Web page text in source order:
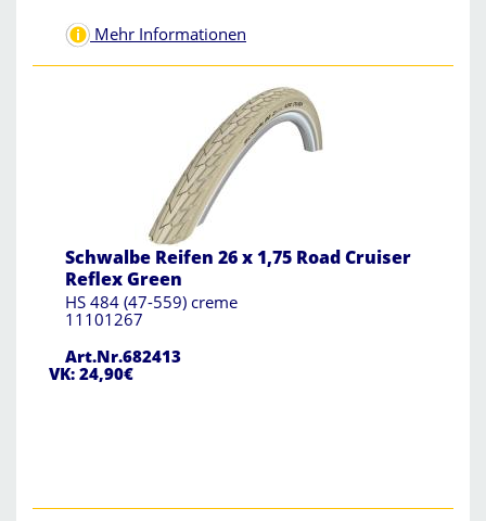
Mehr Informationen
Schwalbe Reifen 26 x 1,75 Road Cruiser
Reflex Green
HS 484 (47-559) creme
11101267
Art.Nr.682413
VK: 24,90€